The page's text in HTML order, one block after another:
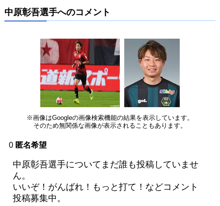
中原彰吾選手へのコメント
※画像はGoogleの画像検索機能の結果を表示しています。
そのため無関係な画像が表示されることもあります。
0 匿名希望
中原彰吾選手についてまだ誰も投稿していませ
ん。
いいぞ！がんばれ！もっと打て！などコメント
投稿募集中。